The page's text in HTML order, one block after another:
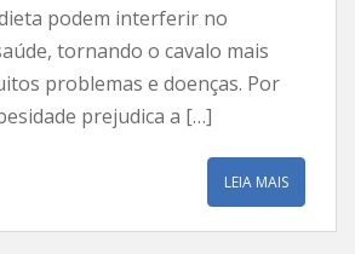
podem interferir no
tornando o cavalo mais
problemas e doenças. Por
prejudica a […]
LEIA MAIS